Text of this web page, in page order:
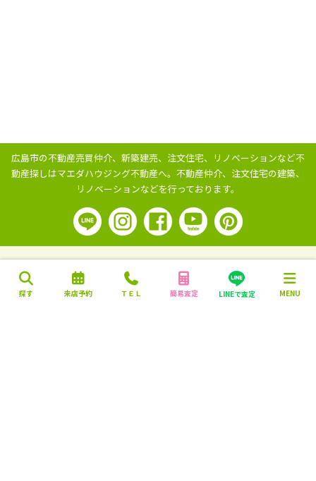
探す 来店予約 ＴＥＬ 簡易査定 LINEで査定 MENU
広島市の不動産売買仲介、新築建売、注文住宅、リノベーションなど不
動産探しはマエダハウジング不動産へ。 不動産仲介、注文住宅の建築、
リノベーションなどを行っております。